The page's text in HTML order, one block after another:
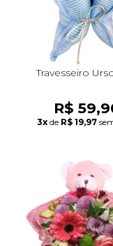
Travesseiro
R$
3x de R$ 19,97